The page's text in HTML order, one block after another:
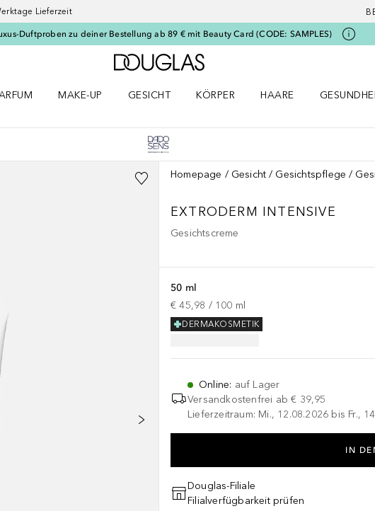
Lieferzeit
Duftproben zu deiner Bestellung ab 89 € mit Beauty Card (CODE: SAMPLES)
Zur Douglas Startseite
MAKE-UP
GESICHT
KÖRPER
HAARE
Homepage Gesicht Gesichtspflege
EXTRODERM INTENSIVE
Gesichtscreme
50 ml
€ 45,98 / 100 ml
DERMAKOSMETIK
Online: auf Lager
Versandkostenfrei ab € 39,95
Lieferzeitraum: Mi., 12.08.2026 bis Fr.,
IN
Douglas-Filiale
Filialverfügbarkeit prüfen